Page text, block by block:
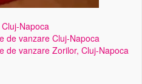
Napoca
de vanzare Cluj-Napoca
de vanzare Zorilor, Cluj-Napoca